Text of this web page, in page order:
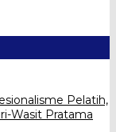
Pelatih,
Wasit Pratama